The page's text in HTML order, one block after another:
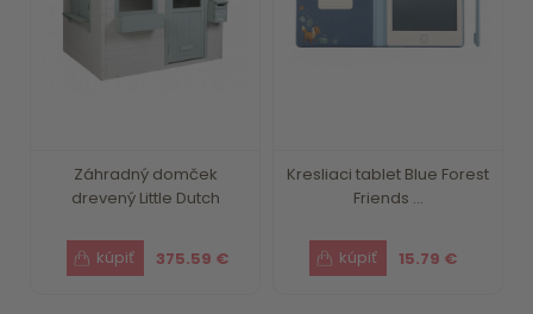
Záhradný domček
drevený Little Dutch
375.59 €
Kresliaci tablet Blue Forest
Friends ...
15.79 €